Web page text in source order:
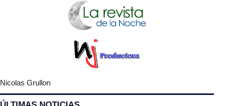
Nicolas Grullon